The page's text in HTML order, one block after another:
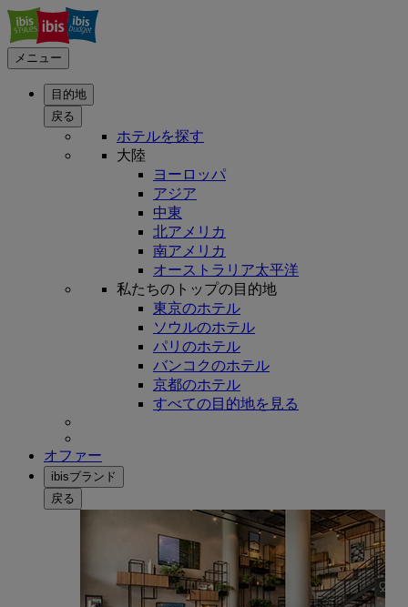
メニュー
目的地
戻る
ホテルを探す
大陸
ヨーロッパ
アジア
中東
北アメリカ
南アメリカ
オーストラリア太平洋
私たちのトップの目的地
東京のホテル
ソウルのホテル
パリのホテル
バンコクのホテル
京都のホテル
すべての目的地を見る
オファー
ibisブランド
戻る